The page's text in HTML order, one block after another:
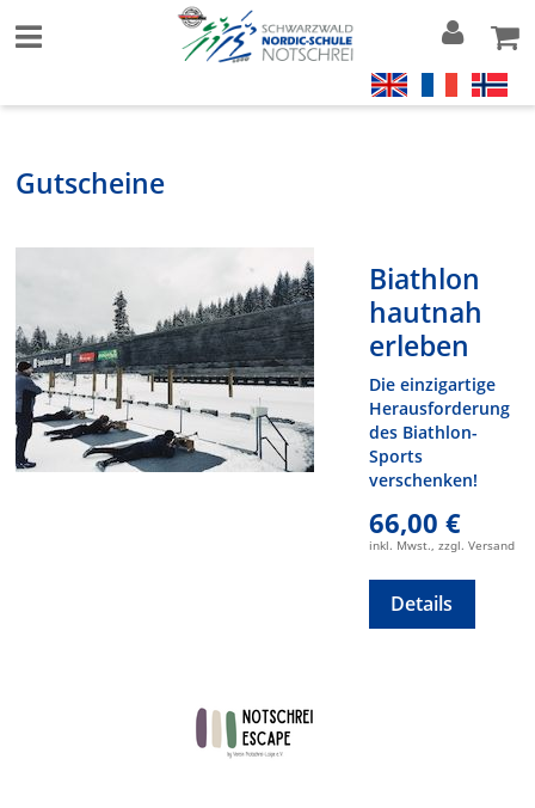
Gutscheine
Biathlon
hautnah
erleben
Die einzigartige
Herausforderung
des Biathlon-
Sports
verschenken!
66,00 €
inkl. Mwst., zzgl. Versand
Details